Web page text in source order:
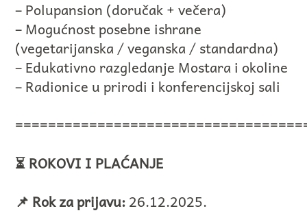
– Polupansion (doručak + večera)
– Mogućnost posebne ishrane
(vegetarijanska / veganska / standardna)
– Edukativno razgledanje Mostara i okoline
– Radionice u prirodi i konferencijskoj sali
⏳ ROKOVI I PLAĆANJE
📌 Rok za prijavu:26.12.2025.